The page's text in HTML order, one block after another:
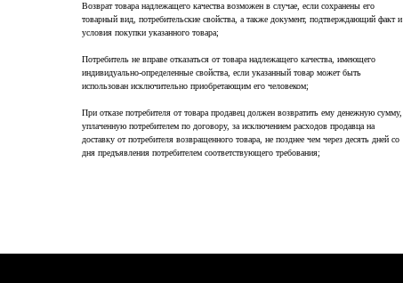
Возврат товара надлежащего качества возможен в случае, если сохранены его
товарный вид, потребительские свойства, а также документ, подтверждающий факт и
условия покупки указанного товара;
Потребитель не вправе отказаться от товара надлежащего качества, имеющего
индивидуально-определенные свойства, если указанный товар может быть
использован исключительно приобретающим его человеком;
При отказе потребителя от товара продавец должен возвратить ему денежную сумму,
уплаченную потребителем по договору, за исключением расходов продавца на
доставку от потребителя возвращенного товара, не позднее чем через десять дней со
дня предъявления потребителем соответствующего требования;